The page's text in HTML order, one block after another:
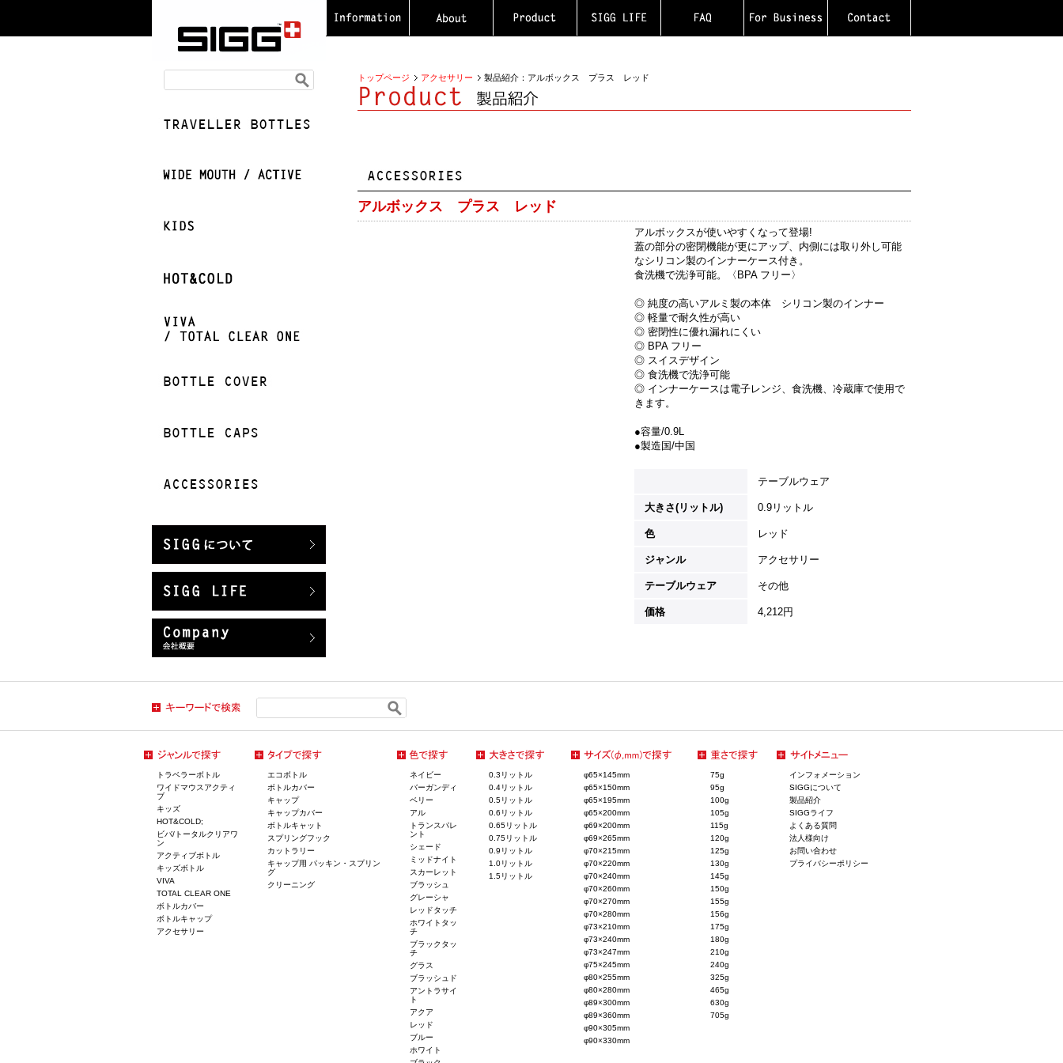
トップページ アクセサリー 製品紹介：アルボックス プラス レッド
アルボックス プラス レッド
アルボックスが使いやすくなって登場!
蓋の部分の密閉機能が更にアップ、内側には取り外し可能
なシリコン製のインナーケース付き。
食洗機で洗浄可能。〈BPA フリー〉
◎ 純度の高いアルミ製の本体 シリコン製のインナー
◎ 軽量で耐久性が高い
◎ 密閉性に優れ漏れにくい
◎ BPA フリー
◎ スイスデザイン
◎ 食洗機で洗浄可能
◎ インナーケースは電子レンジ、食洗機、冷蔵庫で使用で
きます。
●容量/0.9L
●製造国/中国
テーブルウェア
大きさ(リットル) 0.9リットル
色 レッド
ジャンル アクセサリー
テーブルウェア その他
価格 4,212円
トラベラーボトル
ワイドマウスアクティ
ブ
キッズ
HOT&COLD;
ビバ/トータルクリアワ
ン
アクティブボトル
キッズボトル
VIVA
TOTAL CLEAR ONE
ボトルカバー
ボトルキャップ
アクセサリー
エコボトル
ボトルカバー
キャップ
キャップカバー
ボトルキャット
スプリングフック
カットラリー
キャップ用 パッキン・スプリン
グ
クリーニング
ネイビー
バーガンディ
ベリー
アル
トランスパレ
ント
シェード
ミッドナイト
スカーレット
ブラッシュ
グレーシャ
レッドタッチ
ホワイトタッ
チ
ブラックタッ
チ
グラス
ブラッシュド
アントラサイ
ト
アクア
レッド
ブルー
ホワイト
0.3リットル
0.4リットル
0.5リットル
0.6リットル
0.65リットル
0.75リットル
0.9リットル
1.0リットル
1.5リットル
φ65×145mm
φ65×150mm
φ65×195mm
φ65×200mm
φ69×200mm
φ69×265mm
φ70×215mm
φ70×220mm
φ70×240mm
φ70×260mm
φ70×270mm
φ70×280mm
φ73×210mm
φ73×240mm
φ73×247mm
φ75×245mm
φ80×255mm
φ80×280mm
φ89×300mm
φ89×360mm
φ90×305mm
φ90×330mm
75g
95g
100g
105g
115g
120g
125g
130g
145g
150g
155g
156g
175g
180g
210g
240g
325g
465g
630g
705g
インフォメーション
SIGGについて
製品紹介
SIGGライフ
よくある質問
法人様向け
お問い合わせ
プライバシーポリシー